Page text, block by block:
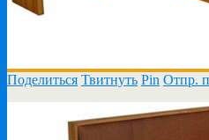
Поделиться Твитнуть Pin Отпр.